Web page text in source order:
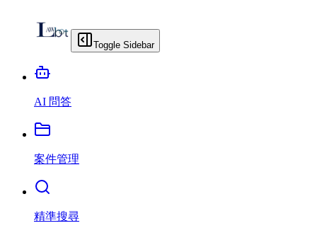
Toggle Sidebar
AI 問答
案件管理
精準搜尋